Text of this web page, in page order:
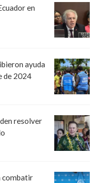
en
ayuda
de 2024
resolver
combatir